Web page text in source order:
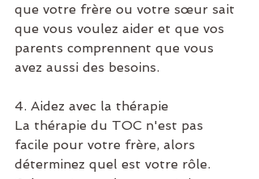
que votre frère ou votre sœur sait
que vous voulez aider et que vos
parents comprennent que vous
avez aussi des besoins.
4. Aidez avec la thérapie
La thérapie du TOC n'est pas
facile pour votre frère, alors
déterminez quel est votre rôle.